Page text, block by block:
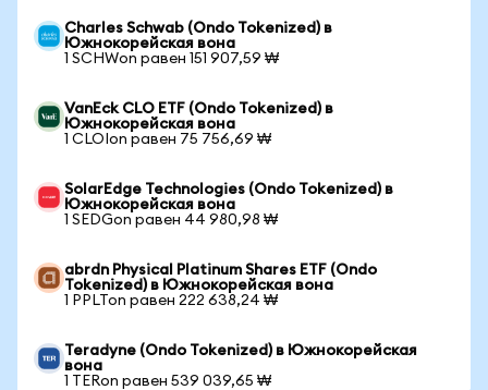
Charles Schwab (Ondo Tokenized) в
Южнокорейская вона
1 SCHWon равен 151 907,59 ₩
VanEck CLO ETF (Ondo Tokenized) в
Южнокорейская вона
1 CLOIon равен 75 756,69 ₩
SolarEdge Technologies (Ondo Tokenized) в
Южнокорейская вона
1 SEDGon равен 44 980,98 ₩
abrdn Physical Platinum Shares ETF (Ondo
Tokenized) в Южнокорейская вона
1 PPLTon равен 222 638,24 ₩
Teradyne (Ondo Tokenized) в Южнокорейская
вона
1 TERon равен 539 039,65 ₩